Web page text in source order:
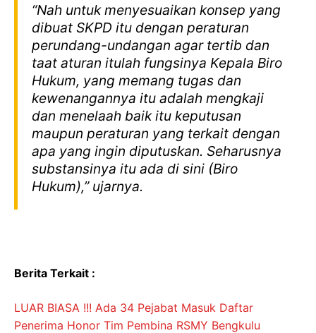
“Nah untuk menyesuaikan konsep yang
dibuat SKPD itu dengan peraturan
perundang-undangan agar tertib dan
taat aturan itulah fungsinya Kepala Biro
Hukum, yang memang tugas dan
kewenangannya itu adalah mengkaji
dan menelaah baik itu keputusan
maupun peraturan yang terkait dengan
apa yang ingin diputuskan. Seharusnya
substansinya itu ada di sini (Biro
Hukum),” ujarnya.
Berita Terkait :
LUAR BIASA !!! Ada 34 Pejabat Masuk Daftar
Penerima Honor Tim Pembina RSMY Bengkulu